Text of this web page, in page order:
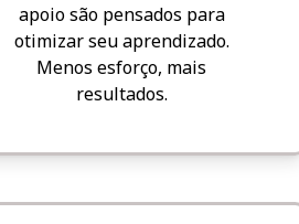
apoio são pensados para
otimizar seu aprendizado.
Menos esforço, mais
resultados.